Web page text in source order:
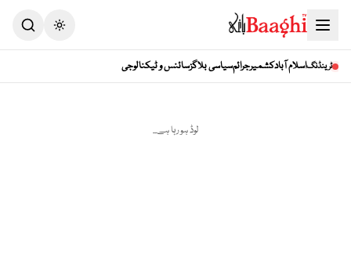
Toggle theme
ٹرینڈنگاسلام آبادکشمیرجرائمسیاسی بلاگزسائنس و ٹیکنالوجی
لوڈ ہو رہا ہے...